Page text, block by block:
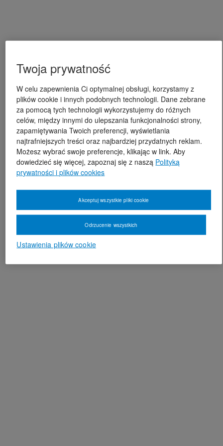
Twoja prywatność
W celu zapewnienia Ci optymalnej obsługi, korzystamy z
plików cookie i innych podobnych technologii. Dane zebrane
za pomocą tych technologii wykorzystujemy do różnych
celów, między innymi do ulepszania funkcjonalności strony,
zapamiętywania Twoich preferencji, wyświetlania
najtrafniejszych treści oraz najbardziej przydatnych reklam.
Możesz wybrać swoje preferencje, klikając w link. Aby
dowiedzieć się więcej, zapoznaj się z naszą Polityką
prywatności i plików cookies
Ustawienia plików cookie
Odrzucenie wszystkich
Akceptuj wszystkie pliki cookie